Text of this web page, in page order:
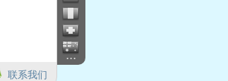
...
联系我们